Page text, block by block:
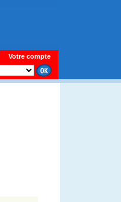
Votre compte